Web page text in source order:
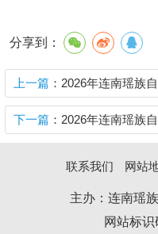
分享到：
上一篇 ：2026年连南瑶族
下一篇 ：2026年连南瑶族
联系我们 网站
主办：连南瑶
网站标